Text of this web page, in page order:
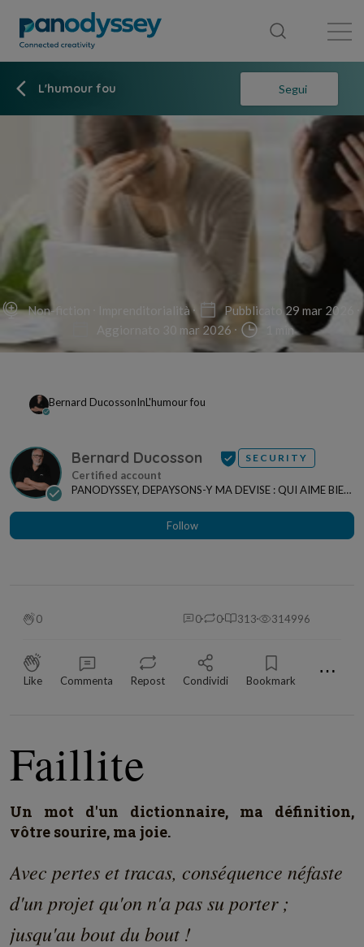
L'humour fou Segui
Non-fiction Imprenditorialità
Pubblicato 29 mar 2026
Aggiornato 30 mar 2026
1 min
Bernard DucossonInL'humour fou
Bernard Ducosson SECURITY
PANODYSSEY, DEPAYSONS-Y MA DEVISE : QUI AIME BIEN,
Follow
0 0 0 313 314996
Like Commenta Repost Condividi Bookmark ⋯
Faillite
Un mot d'un dictionnaire, ma définition,
vôtre sourire, ma joie.
Avec pertes et tracas, conséquence néfaste
d'un projet qu'on n'a pas su porter ;
jusqu'au bout du bout !